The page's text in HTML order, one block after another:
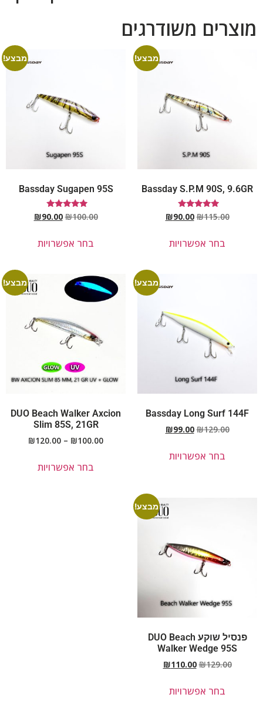
מוצרים משודרגים
מבצע!
Bassday S.P.M 90S, 9.6GR
דורג
5.00
₪115.00
₪90.00
בחר אפשרויות
מבצע!
Bassday Sugapen 95S
דורג
5.00
₪100.00
₪90.00
בחר אפשרויות
מבצע!
Bassday Long Surf 144F
₪129.00
₪99.00
בחר אפשרויות
מבצע!
DUO Beach Walker Axcion
Slim 85S, 21GR
₪100.00
–
₪120.00
בחר אפשרויות
מבצע!
פנסיל שוקע DUO Beach
Walker Wedge 95S
₪129.00
₪110.00
בחר אפשרויות